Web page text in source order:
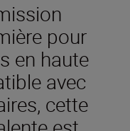
pour
en haute
avec
cette